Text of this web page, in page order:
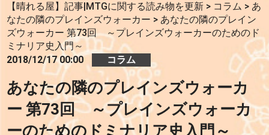
【晴れる屋】記事|MTGに関する読み物を更新 > コラム > あ
なたの隣のプレインズウォーカー > あなたの隣のプレイン
ズウォーカー 第73回 ～プレインズウォーカーのためのド
ミナリア史入門～
2018/12/17 00:00
コラム
あなたの隣のプレインズウォーカ
ー 第73回 ～プレインズウォーカ
ーのためのドミナリア史入門～